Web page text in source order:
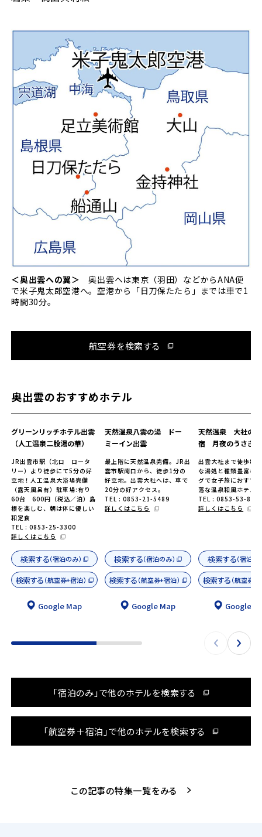
＜奥出雲への翼＞奥出雲へは東京（羽田）などからANA便
で米子鬼太郎空港へ。空港から「日刀保たたら」までは車で1
時間30分。
航空券を検索する
奥出雲のおすすめホテル
グリーンリッチホテル出雲
（人工温泉二股湯の華）
JR出雲市駅（北口 ロータ
リー）より徒歩にて5分の好
立地！人工温泉大浴場完備
（露天風呂有）駐車場:有り
60台 600円（税込／泊）島
根を楽しむ、朝は体に優しい
和定食
TEL : 0853-25-3300
詳しくはこちら
検索する（宿泊のみ）
検索する（航空券+宿泊）
Google Map
天然温泉八雲の湯 ドー
ミーイン出雲
最上階に天然温泉完備。JR出
雲市駅南口から、徒歩1分の
好立地。出雲大社へは、車で
20分の好アクセス。
TEL : 0853-21-5489
詳しくはこちら
検索する（宿泊のみ）
検索する（航空券+宿泊）
Google Map
天然温泉 大社の
宿 月夜のうさぎ
出雲大社まで徒歩8分
な湯処と種類豊富な
グで女子旅におすす
落な温泉和風ホテル
TEL : 0853-53-
詳しくはこちら
検索する（宿泊の
検索する（航空券+
Google
「宿泊のみ」で他のホテルを検索する
「航空券＋宿泊」で他のホテルを検索する
この記事の特集一覧をみる